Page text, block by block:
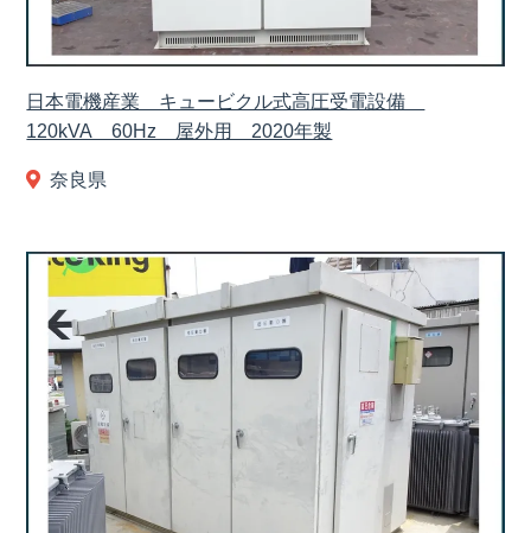
日本電機産業 キュービクル式高圧受電設備
120kVA 60Hz 屋外用 2020年製
奈良県